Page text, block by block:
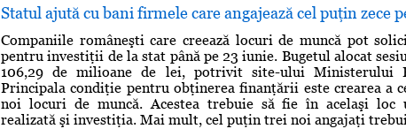
Statul ajută cu bani firmele care angajează cel puţin zece
Companiile româneşti care creează locuri de muncă pot
pentru investiţii de la stat până pe 23 iunie. Bugetul alocat
106,29 de milioane de lei, potrivit site-ului Ministerului
Principala condiţie pentru obţinerea finanţării este crearea a
noi locuri de muncă. Acestea trebuie să fie în acelaşi loc
realizată şi investiţia. Mai mult, cel puţin trei noi angajaţi